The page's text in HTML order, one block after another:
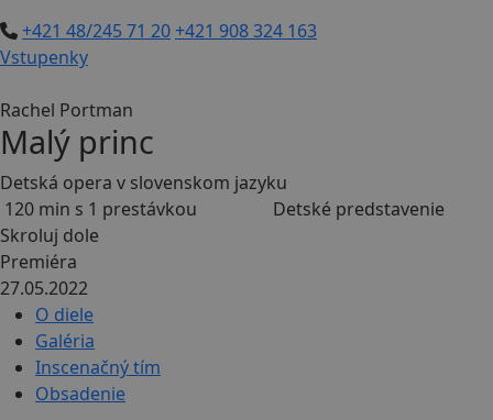
+421 48/245 71 20+421 908 324 163
Vstupenky
Rachel Portman
Malý princ
Detská opera v slovenskom jazyku
120 min s 1 prestávkou
Detské predstavenie
Skroluj dole
Premiéra
27.05.2022
O diele
Galéria
Inscenačný tím
Obsadenie